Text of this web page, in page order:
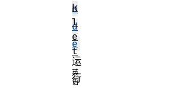
o
d
e
运
行
k
l
e
t